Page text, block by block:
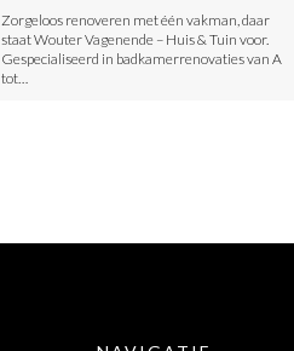
Zorgeloos renoveren met één vakman, daar
staat Wouter Vagenende – Huis & Tuin voor.
Gespecialiseerd in badkamerrenovaties van A
tot…